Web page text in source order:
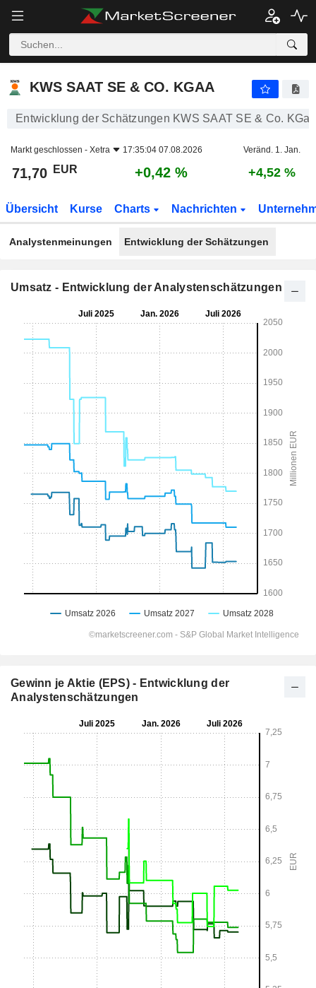
KWS SAAT SE & CO. KGAA
KWS SAAT SE & CO. KGAA
Entwicklung der Schätzungen KWS SAAT SE & Co.
Markt geschlossen - Xetra 17:35:04 07.08.2026 Veränd. 1. Jan.
71,70 EUR +0,42 % +4,52 %
Übersicht Kurse Charts Nachrichten
Analystenmeinungen Entwicklung der Schätzungen
Umsatz - Entwicklung der Analystenschätzungen
Gewinn je Aktie (EPS) - Entwicklung der
Analystenschätzungen